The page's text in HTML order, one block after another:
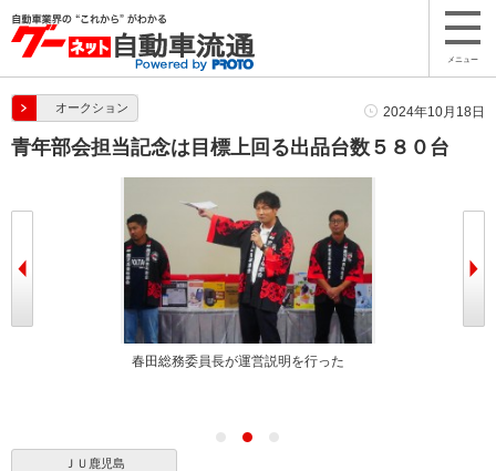
メニュー
オークション 2024年10月18日
青年部会担当記念は目標上回る出品台数５８０台
春田総務委員長が運営説明を行った
ＪＵ鹿児島